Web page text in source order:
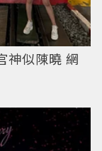
神似陳曉 網